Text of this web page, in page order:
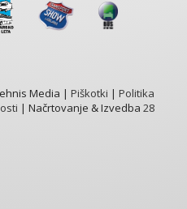
Media | Piškotki | Politika
| Načrtovanje & Izvedba 28